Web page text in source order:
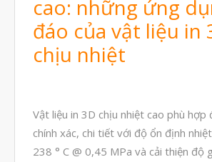
Tháng
Tháng
Tháng
Tháng
cao: những ứng
đáo của vật liệu in
chịu nhiệt
Vật liệu in 3D chịu nhiệt cao phù hợp
chính xác, chi tiết với độ ổn định
238 ° C @ 0,45 MPa và cải thiện độ